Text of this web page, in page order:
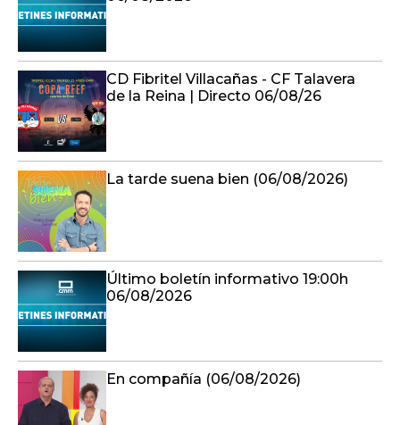
de la Reina | Directo 06/08/26
La tarde suena bien (06/08/2026)
Último boletín informativo 19:00h
En compañía (06/08/2026)
El incendio de Riofrío del Llano